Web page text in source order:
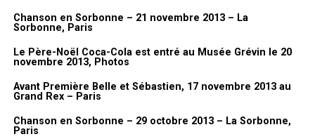
Chanson en Sorbonne – 21 novembre 2013 – La
Sorbonne, Paris
Le Père-Noël Coca-Cola est entré au Musée Grévin le 20
novembre 2013, Photos
Avant Première Belle et Sébastien, 17 novembre 2013 au
Grand Rex – Paris
Chanson en Sorbonne – 29 octobre 2013 – La Sorbonne,
Paris